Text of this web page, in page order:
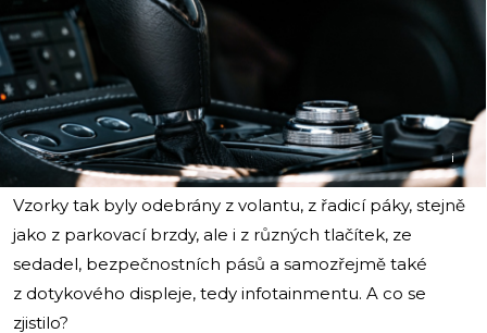
i
Vzorky tak byly odebrány z volantu, z řadicí páky, stejně
jako z parkovací brzdy, ale i z různých tlačítek, ze
sedadel, bezpečnostních pásů a samozřejmě také
z dotykového displeje, tedy infotainmentu. A co se
zjistilo?